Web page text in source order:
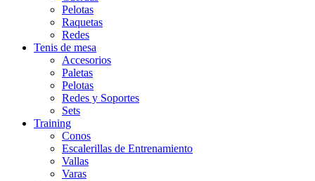
Pelotas
Raquetas
Redes
Tenis de mesa
Accesorios
Paletas
Pelotas
Redes y Soportes
Sets
Training
Conos
Escalerillas de Entrenamiento
Vallas
Varas